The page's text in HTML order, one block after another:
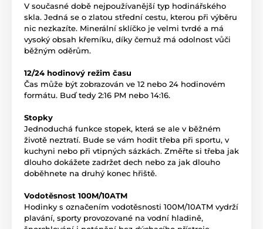
V současné době nejpoužívanější typ hodinářského
skla. Jedná se o zlatou střední cestu, kterou při výběru
nic nezkazíte. Minerální sklíčko je velmi tvrdé a má
vysoký obsah křemíku, díky čemuž má odolnost vůči
běžným oděrům.
12/24 hodinový režim času
Čas může být zobrazován ve 12 nebo 24 hodinovém
formátu. Buď tedy 2:16 PM nebo 14:16.
Stopky
Jednoduchá funkce stopek, která se ale v běžném
životě neztratí. Bude se vám hodit třeba při sportu, v
kuchyni nebo při vtipných sázkách. Změřte si třeba jak
dlouho dokážete zadržet dech nebo za jak dlouho
doběhnete na druhý konec hřiště.
Vodotěsnost 100M/10ATM
Hodinky s označením vodotěsnosti 100M/10ATM vydrží
plavání, sporty provozované na vodní hladině,